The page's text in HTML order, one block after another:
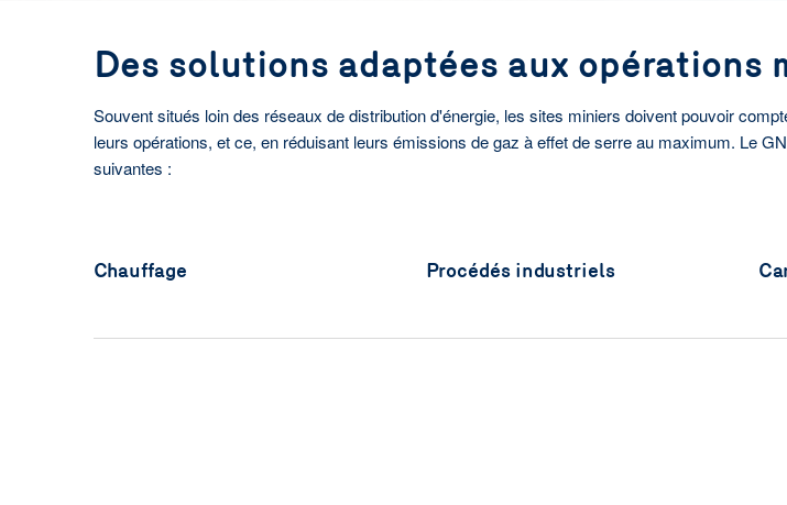
Des solutions adaptées aux opérations
Souvent situés loin des réseaux de distribution d'énergie, les sites miniers doivent pouvoir
leurs opérations, et ce, en réduisant leurs émissions de gaz à effet de serre au maximum. Le
suivantes :
Chauffage Procédés industriels